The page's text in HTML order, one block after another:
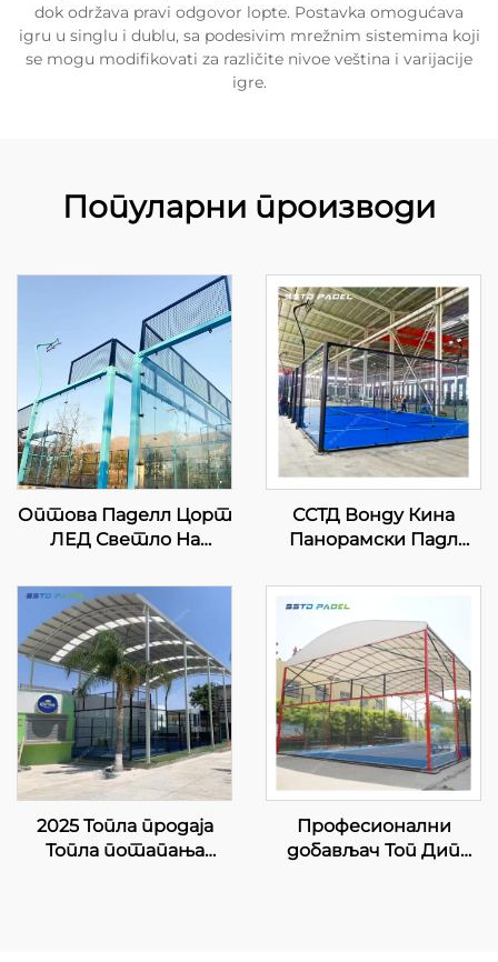
dok održava pravi odgovor lopte. Postavka omogućava
igru u singlu i dublu, sa podesivim mrežnim sistemima koji
se mogu modifikovati za različite nivoe veština i varijacije
igre.
Популарни производи
Оптова Паделл Цорт
ЛЕД Светло На
Галванизована челик
Полни поглед
Панорамски Падл
Цорт 001-1
ССТД Вонду Кина
Панорамски Падл
Професионални
Произвођач Класични
Падел Корт
Авансивни Тех за
Падел Клуб 001-2
2025 Топла продаја
Топла потапања
Професионални
добављач Топ Дип